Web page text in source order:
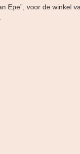
Epe”, voor de winkel